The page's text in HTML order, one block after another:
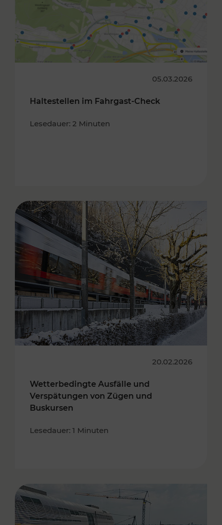
05.03.2026
Haltestellen im Fahrgast-Check
Lesedauer: 2 Minuten
20.02.2026
Wetterbedingte Ausfälle und
Verspätungen von Zügen und
Buskursen
Lesedauer: 1 Minuten